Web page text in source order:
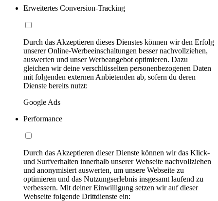
Erweitertes Conversion-Tracking
Durch das Akzeptieren dieses Dienstes können wir den Erfolg
unserer Online-Werbeeinschaltungen besser nachvollziehen,
auswerten und unser Werbeangebot optimieren. Dazu
gleichen wir deine verschlüsselten personenbezogenen Daten
mit folgenden externen Anbietenden ab, sofern du deren
Dienste bereits nutzt:
Google Ads
Performance
Durch das Akzeptieren dieser Dienste können wir das Klick-
und Surfverhalten innerhalb unserer Webseite nachvollziehen
und anonymisiert auswerten, um unsere Webseite zu
optimieren und das Nutzungserlebnis insgesamt laufend zu
verbessern. Mit deiner Einwilligung setzen wir auf dieser
Webseite folgende Drittdienste ein: